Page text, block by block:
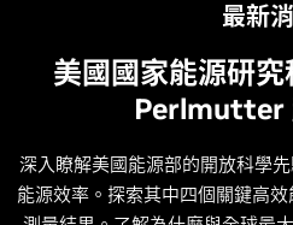
最新
美國國家能源研究
Perlmutter
深入瞭解美國能源部的開放科學
能源效率。探索其中四個關鍵高